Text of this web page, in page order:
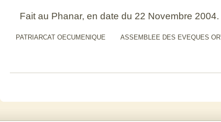
Fait au Phanar, en date du 22 Novembre 2004.
PATRIARCAT OECUMENIQUE ASSEMBLEE DES EVEQUES